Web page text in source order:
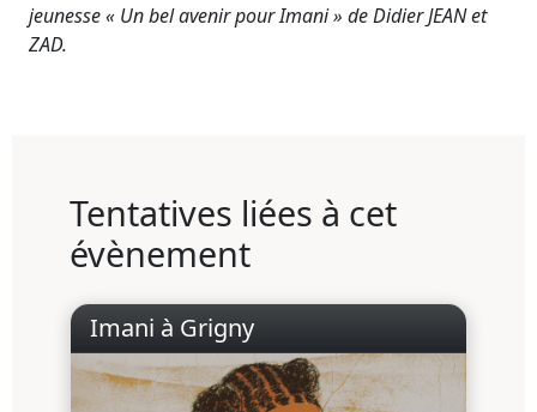
jeunesse « Un bel avenir pour Imani » de Didier JEAN et
ZAD.
Tentatives liées à cet
évènement
Imani à Grigny